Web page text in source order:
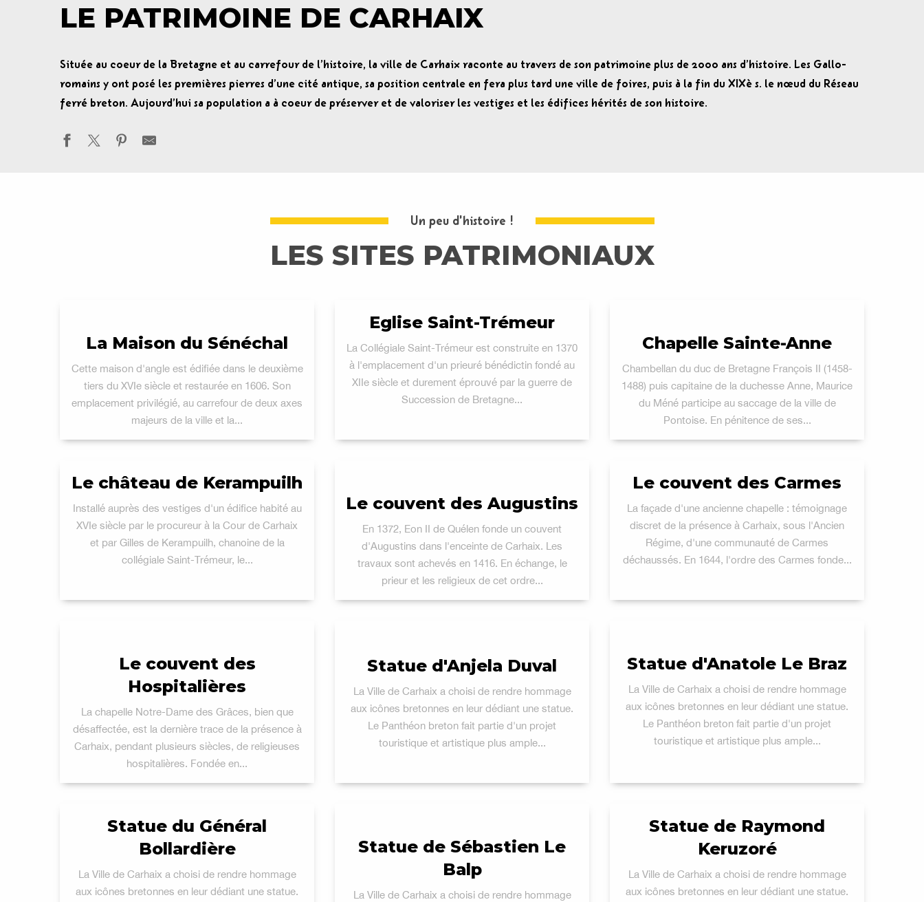
LE PATRIMOINE DE CARHAIX
Située au coeur de la Bretagne et au carrefour de l’histoire, la ville de Carhaix raconte au travers de son patrimoine plus de 2000 ans d’histoire. Les Gallo-
romains y ont posé les premières pierres d’une cité antique, sa position centrale en fera plus tard une ville de foires, puis à la fin du XIXè s. le nœud du Réseau
ferré breton. Aujourd’hui sa population a à coeur de préserver et de valoriser les vestiges et les édifices hérités de son histoire.
Un peu d'histoire !
LES SITES PATRIMONIAUX
La Maison du Sénéchal
Cette maison d'angle est édifiée dans le deuxième
tiers du XVIe siècle et restaurée en 1606. Son
emplacement privilégié, au carrefour de deux axes
majeurs de la ville et la...
Eglise Saint-Trémeur
La Collégiale Saint-Trémeur est construite en 1370
à l'emplacement d'un prieuré bénédictin fondé au
XIIe siècle et durement éprouvé par la guerre de
Succession de Bretagne...
Chapelle Sainte-Anne
Chambellan du duc de Bretagne François II (1458-
1488) puis capitaine de la duchesse Anne, Maurice
du Méné participe au saccage de la ville de
Pontoise. En pénitence de ses...
Le château de Kerampuilh
Installé auprès des vestiges d'un édifice habité au
XVIe siècle par le procureur à la Cour de Carhaix
et par Gilles de Kerampuilh, chanoine de la
collégiale Saint-Trémeur, le...
Le couvent des Augustins
En 1372, Eon II de Quélen fonde un couvent
d'Augustins dans l'enceinte de Carhaix. Les
travaux sont achevés en 1416. En échange, le
prieur et les religieux de cet ordre...
Le couvent des Carmes
La façade d'une ancienne chapelle : témoignage
discret de la présence à Carhaix, sous l'Ancien
Régime, d'une communauté de Carmes
déchaussés. En 1644, l'ordre des Carmes fonde...
Le couvent des
Hospitalières
La chapelle Notre-Dame des Grâces, bien que
désaffectée, est la dernière trace de la présence à
Carhaix, pendant plusieurs siècles, de religieuses
hospitalières. Fondée en...
Statue d'Anjela Duval
La Ville de Carhaix a choisi de rendre hommage
aux icônes bretonnes en leur dédiant une statue.
Le Panthéon breton fait partie d'un projet
touristique et artistique plus ample...
Statue d'Anatole Le Braz
La Ville de Carhaix a choisi de rendre hommage
aux icônes bretonnes en leur dédiant une statue.
Le Panthéon breton fait partie d'un projet
touristique et artistique plus ample...
Statue du Général
Bollardière
La Ville de Carhaix a choisi de rendre hommage
aux icônes bretonnes en leur dédiant une statue.
Statue de Sébastien Le
Balp
La Ville de Carhaix a choisi de rendre hommage
Statue de Raymond
Keruzoré
La Ville de Carhaix a choisi de rendre hommage
aux icônes bretonnes en leur dédiant une statue.